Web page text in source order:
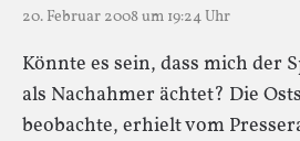
20. Februar 2008 um 19:24 Uhr
Könnte es sein, dass mich der
als Nachahmer ächtet? Die
beobachte, erhielt vom